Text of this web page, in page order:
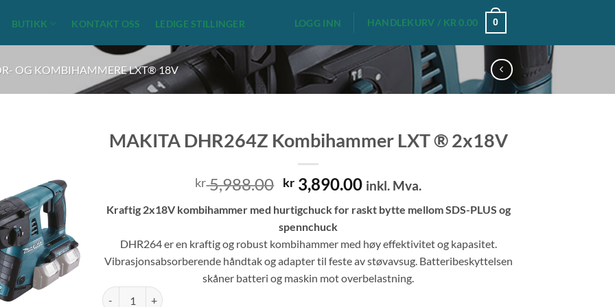
BUTIKK KONTAKT OSS LEDIGE STILLINGER LOGG INN HANDLEKURV / KR 0.00 0
OG KOMBIHAMMERE LXT® 18V
MAKITA DHR264Z Kombihammer LXT ® 2x18V
kr5,988.00 Opprinnelig
pris
var:
kr 5,988.00.
kr3,890.00Nåværende
er:
inkl. Mva.
Kraftig 2x18V kombihammer med hurtigchuck for raskt bytte mellom SDS-PLUS og
spennchuck
DHR264 er en kraftig og robust kombihammer med høy effektivitet og kapasitet.
Vibrasjonsabsorberende håndtak og adapter til feste av støvavsug. Batteribeskyttelsen
skåner batteri og maskin mot overbelastning.
MAKITA DHR264Z Kombihammer LXT ® 2x18V antall